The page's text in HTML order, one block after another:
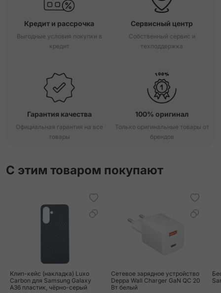
Кредит и рассрочка
Выгодные условия покупки в
кредит
Сервисный центр
Собственный сервис и
техподдержка
Гарантия качества
Официальная гарантия на все
товары
100% оригинал
Только оригинальные товары от
брендов
С этим товаром покупают
Клип-кейс (накладка) Luxo
Carbon для Samsung Galaxy
A36 пластик, чёрно-серый
Сетевое зарядное устройство
Deppa Wall Charger GaN QC 20
Вт белый